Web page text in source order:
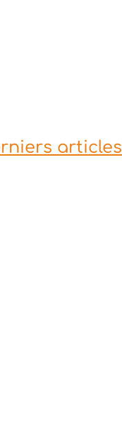
articles